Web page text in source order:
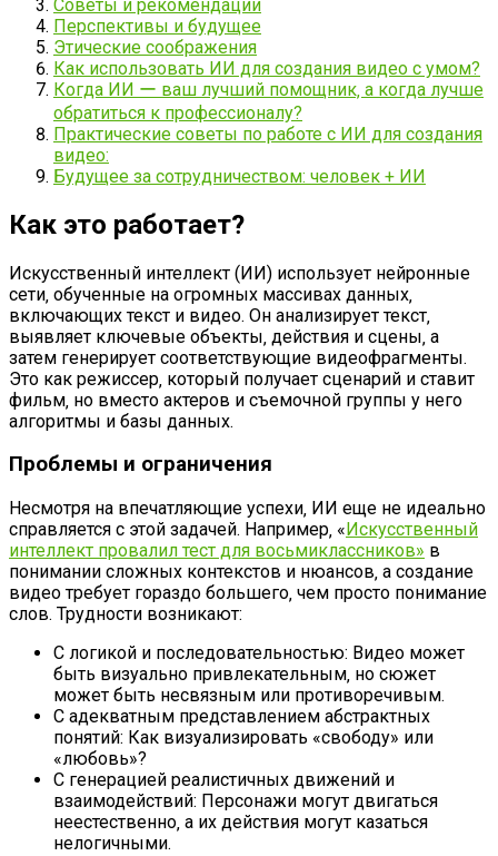
Советы и рекомендации
Перспективы и будущее
Этические соображения
Как использовать ИИ для создания видео с умом?
Когда ИИ ー ваш лучший помощник‚ а когда лучше
обратиться к профессионалу?
Практические советы по работе с ИИ для создания
видео:
Будущее за сотрудничеством: человек + ИИ
Как это работает?
Искусственный интеллект (ИИ) использует нейронные
сети‚ обученные на огромных массивах данных‚
включающих текст и видео. Он анализирует текст‚
выявляет ключевые объекты‚ действия и сцены‚ а
затем генерирует соответствующие видеофрагменты.
Это как режиссер‚ который получает сценарий и ставит
фильм‚ но вместо актеров и съемочной группы у него
алгоритмы и базы данных.
Проблемы и ограничения
Несмотря на впечатляющие успехи‚ ИИ еще не идеально
справляется с этой задачей. Например‚ «Искусственный
интеллект провалил тест для восьмиклассников» в
понимании сложных контекстов и нюансов‚ а создание
видео требует гораздо большего‚ чем просто понимание
слов. Трудности возникают:
С логикой и последовательностью: Видео может
быть визуально привлекательным‚ но сюжет
может быть несвязным или противоречивым.
С адекватным представлением абстрактных
понятий: Как визуализировать «свободу» или
«любовь»?
С генерацией реалистичных движений и
взаимодействий: Персонажи могут двигаться
неестественно‚ а их действия могут казаться
нелогичными.